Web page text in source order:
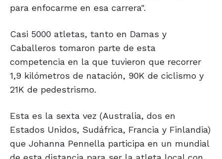
para enfocarme en esa carrera".
Casi 5000 atletas, tanto en Damas y
Caballeros tomaron parte de esta
competencia en la que tuvieron que recorrer
1,9 kilómetros de natación, 90K de ciclismo y
21K de pedestrismo.
Esta es la sexta vez (Australia, dos en
Estados Unidos, Sudáfrica, Francia y Finlandia)
que Johanna Pennella participa en un mundial